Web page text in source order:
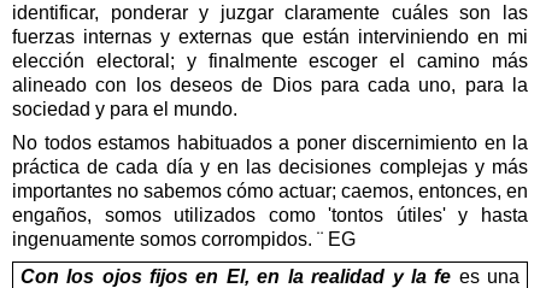
identificar, ponderar y juzgar claramente cuáles son las
fuerzas internas y externas que están interviniendo en mi
elección electoral; y finalmente escoger el camino más
alineado con los deseos de Dios para cada uno, para la
sociedad y para el mundo.
No todos estamos habituados a poner discernimiento en la
práctica de cada día y en las decisiones complejas y más
importantes no sabemos cómo actuar; caemos, entonces, en
engaños, somos utilizados como 'tontos útiles' y hasta
ingenuamente somos corrompidos. ¨ EG
Con los ojos fijos en El, en la realidad y la fe es una